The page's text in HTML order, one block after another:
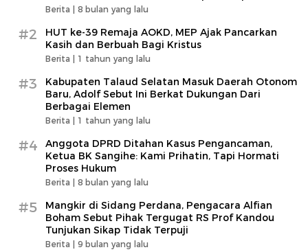
Berita | 8 bulan yang lalu
#2
HUT ke-39 Remaja AOKD, MEP Ajak Pancarkan
Kasih dan Berbuah Bagi Kristus
Berita | 1 tahun yang lalu
#3
Kabupaten Talaud Selatan Masuk Daerah Otonom
Baru, Adolf Sebut Ini Berkat Dukungan Dari
Berbagai Elemen
Berita | 1 tahun yang lalu
#4
Anggota DPRD Ditahan Kasus Pengancaman,
Ketua BK Sangihe: Kami Prihatin, Tapi Hormati
Proses Hukum
Berita | 8 bulan yang lalu
#5
Mangkir di Sidang Perdana, Pengacara Alfian
Boham Sebut Pihak Tergugat RS Prof Kandou
Tunjukan Sikap Tidak Terpuji
Berita | 9 bulan yang lalu